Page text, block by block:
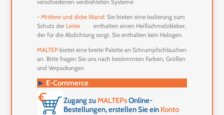
verschiedenen verdrahteten Systeme
-Mittlere unddickeWand: Sie bieten eine Isolierung zum
Schutz der Leiter undenthalten einen Heißschmelzkleber,
der für die Abdichtung sorgt. Sie enthalten kein Halogen.
MALTEP bietet eine breite Palette an Schrumpfschläuchen
an. Bitte fragen Sie uns nach bestimmten Farben, Größen
und Verpackungen.
► E-Commerce
Zugang zuMALTEPsOnline-
Bestellungen, erstellen Sie ein Konto